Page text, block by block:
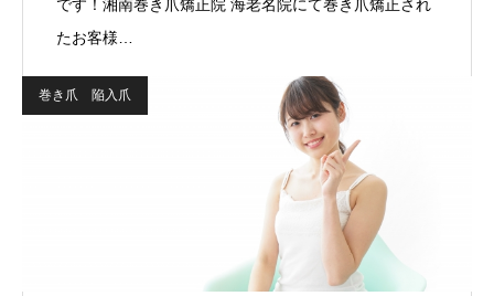
です！湘南巻き爪矯正院 海老名院にて巻き爪矯正され
たお客様…
巻き爪 陥入爪